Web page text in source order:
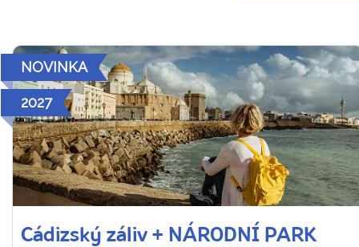
NOVINKA
2027
Cádizský záliv + NÁRODNÍ PARK